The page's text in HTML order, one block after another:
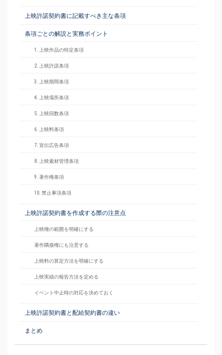
上映許諾契約書に記載すべき主な条項
条項ごとの解説と実務ポイント
1. 上映作品の特定条項
2. 上映許諾条項
3. 上映期間条項
4. 上映場所条項
5. 上映回数条項
6. 上映料条項
7. 宣伝広告条項
8. 上映素材管理条項
9. 著作権条項
10. 禁止事項条項
上映許諾契約書を作成する際の注意点
上映権の範囲を明確にする
著作隣接権にも注意する
上映料の算定方法を明確にする
上映実績の報告方法を定める
イベント中止時の対応を決めておく
上映許諾契約書と配給契約書の違い
まとめ